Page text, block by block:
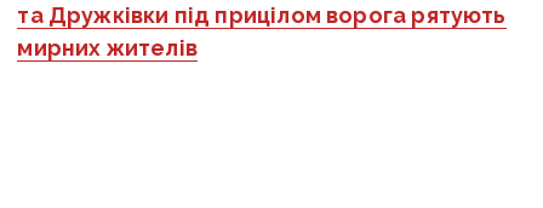
та Дружківки під прицілом ворога рятують
мирних жителів